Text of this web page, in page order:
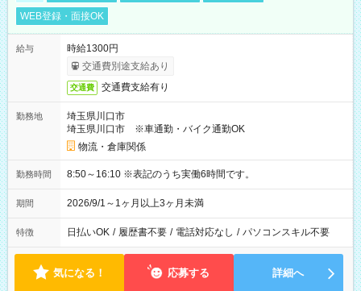
WEB登録・面接OK
給与
時給1300円
交通費別途支給あり
交通費 交通費支給有り
勤務地
埼玉県川口市
埼玉県川口市 ※車通勤・バイク通勤OK
物流・倉庫関係
勤務時間 8:50～16:10 ※表記のうち実働6時間です。
期間 2026/9/1～1ヶ月以上3ヶ月未満
特徴 日払いOK / 履歴書不要 / 電話対応なし / パソコンスキル不要
気になる！ 応募する 詳細へ